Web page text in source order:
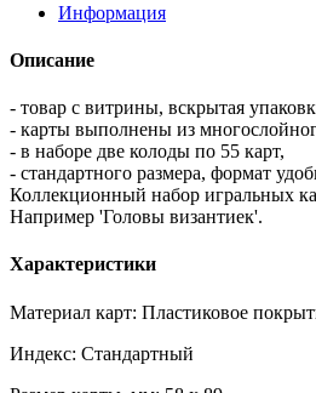
Информация
Описание
- товар с витрины, вскрытая
- карты выполнены из
- в наборе две колоды по 55 карт,
- стандартного размера, формат
Коллекционный набор игральных
Например 'Головы византиек'.
Характеристики
Материал карт: Пластиковое
Индекс: Стандартный